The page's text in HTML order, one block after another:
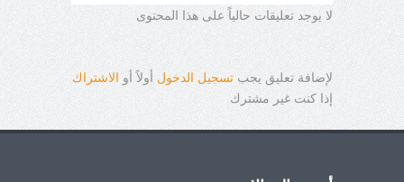
لا يوجد تعليقات حالياً على هذا المحتوى
لإضافة تعليق يجبتسجيل الدخول أولاً أو
الاشتراك
إذا كنت غير مشترك